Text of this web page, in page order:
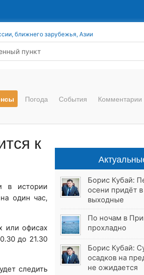
ближнего зарубежья, Азии
Погода События Комментарии
к
в истории
один час,
или офисах
до 21.30
следить
Борис Кубай:
осени придёт
выходные
По ночам в
прохладно
Борис Кубай:
осадков на
не ожидается